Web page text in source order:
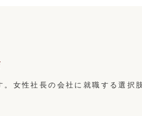
女性社長の会社に就職する選択